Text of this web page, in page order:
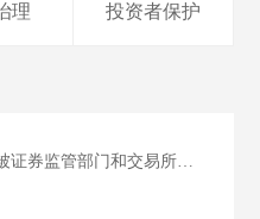
理 投资者保护
2019-032号关于最近五年被证券监管部门和交易所采取监管措施或处罚及整改情况的公告